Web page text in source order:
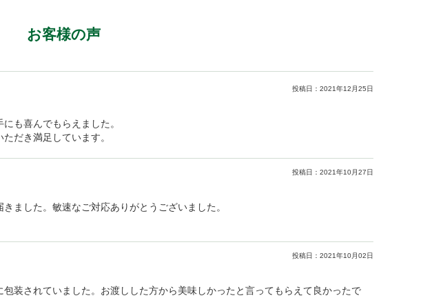
お客様の声
投稿日： 2021年12月25日
も喜んでもらえました。
だき満足しています。
投稿日： 2021年10月27日
ました。敏速なご対応ありがとうございました。
投稿日： 2021年10月02日
装されていました。お渡しした方から美味しかったと言ってもらえて良かったで